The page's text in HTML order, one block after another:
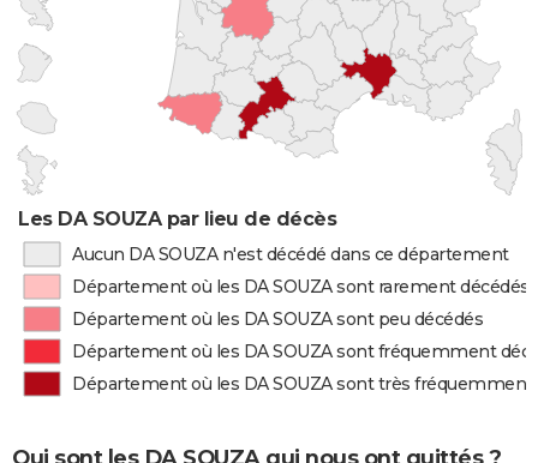
Les DA SOUZA par lieu de décès
Aucun DA SOUZA n'est décédé dans ce département
Département où les DA SOUZA sont rarement décédés
Département où les DA SOUZA sont peu décédés
Département où les DA SOUZA sont fréquemment
Département où les DA SOUZA sont très fréquemment